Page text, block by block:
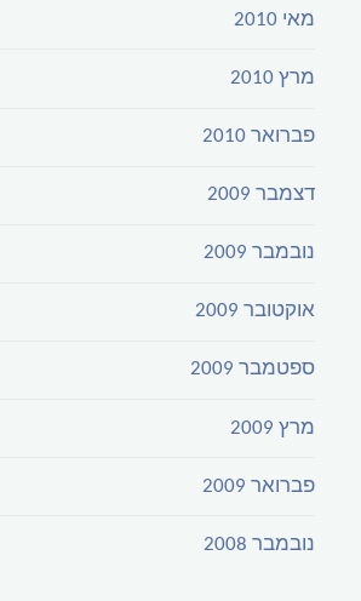
מאי 2010
מרץ 2010
פברואר 2010
דצמבר 2009
נובמבר 2009
אוקטובר 2009
ספטמבר 2009
מרץ 2009
פברואר 2009
נובמבר 2008